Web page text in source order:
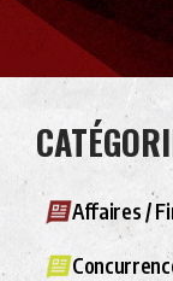
Affaires /